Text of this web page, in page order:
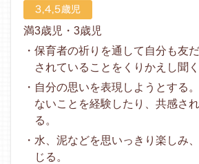
満3歳児・3歳児
・保育者の祈りを通して自分も友
されていることをくりかえし聞く
・自分の思いを表現しようとする
ないことを経験したり、共感さ
る。
・水、泥などを思いっきり楽しみ
じる。